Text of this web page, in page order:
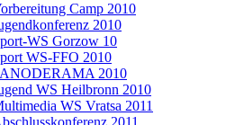
Camp 2010
2010
WS Gorzow 10
WS-FFO 2010
2010
WS Heilbronn 2010
WS Vratsa 2011
2011